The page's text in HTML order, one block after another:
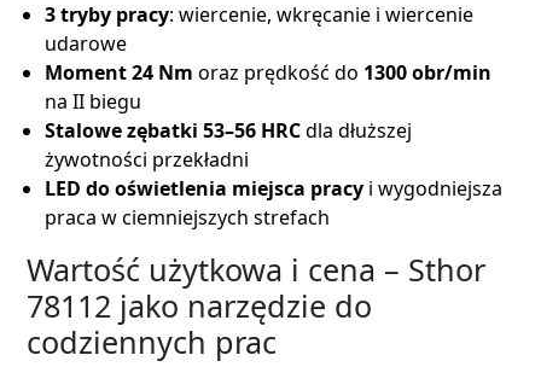
3 tryby pracy: wiercenie, wkręcanie i wiercenie
udarowe
Moment 24 Nm oraz prędkość do 1300 obr/min
na II biegu
Stalowe zębatki 53–56 HRCdla dłuższej
żywotności przekładni
LED do oświetlenia miejsca pracy i wygodniejsza
praca w ciemniejszych strefach
Wartość użytkowa i cena – Sthor
78112 jako narzędzie do
codziennych prac